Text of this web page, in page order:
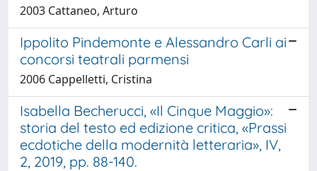
2003 Cattaneo, Arturo
Ippolito Pindemonte e Alessandro Carli ai
concorsi teatrali parmensi
2006 Cappelletti, Cristina
Isabella Becherucci, «Il Cinque Maggio»:
storia del testo ed edizione critica, «Prassi
ecdotiche della modernità letteraria», IV,
2, 2019, pp. 88-140.